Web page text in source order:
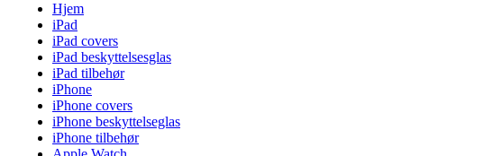
Hjem
iPad
iPad covers
iPad beskyttelsesglas
iPad tilbehør
iPhone
iPhone covers
iPhone beskyttelseglas
iPhone tilbehør